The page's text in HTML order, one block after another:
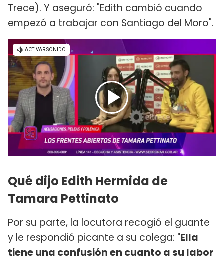
Trece). Y aseguró: "Edith cambió cuando
empezó a trabajar con Santiago del Moro".
Qué dijo Edith Hermida de
Tamara Pettinato
Por su parte, la locutora recogió el guante
y le respondió picante a su colega: "Ella
tiene una confusión en cuanto a su labor